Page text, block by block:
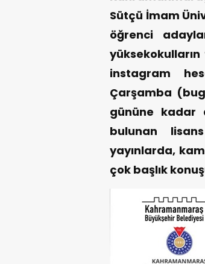
Sütçü İmam
öğrenci
instagram
Çarşamba
gününe kadar
bulunan
yayınlarda,
çok başlık